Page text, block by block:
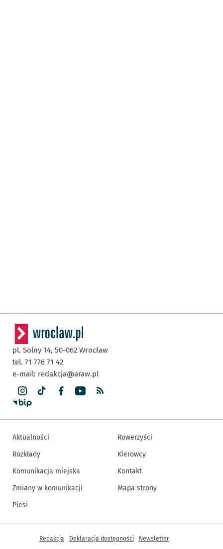
pl. Solny 14, 50-062 Wrocław
tel. 71 776 71 42
e-mail: redakcja@araw.pl
Aktualności
Rozkłady
Komunikacja miejska
Zmiany w komunikacji
Piesi
Rowerzyści
Kierowcy
Kontakt
Mapa strony
Inne informacje
Redakcja Deklaracja dostępności Newsletter